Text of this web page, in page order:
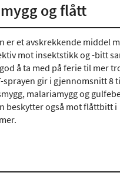
og flått
er et avskrekkende middel
mot insektstikk og -bitt
å ta med på ferie til mer
sprayen gir i gjennomsnitt 8
malariamygg og
beskytter også mot flåttbitt i